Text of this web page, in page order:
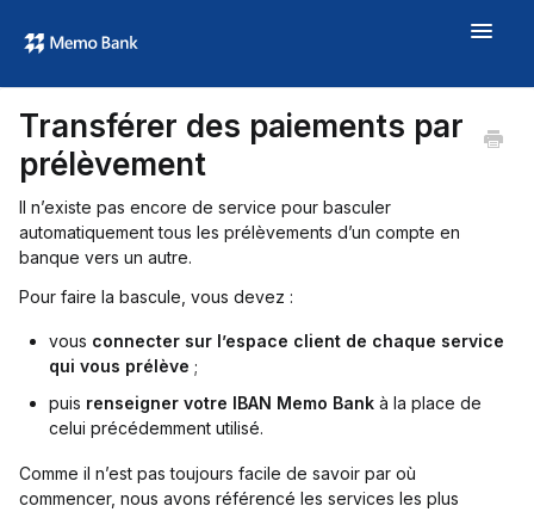
Toggle
À propos
Transférer des paiements par
prélèvement
Il n’existe pas encore de service pour basculer
automatiquement tous les prélèvements d’un compte en
banque vers un autre.
Pour faire la bascule, vous devez :
vous connecter sur l’espace client de chaque service
qui vous prélève ;
puis renseigner votre IBAN Memo Bank à la place de
celui précédemment utilisé.
Comme il n’est pas toujours facile de savoir par où
commencer, nous avons référencé les services les plus